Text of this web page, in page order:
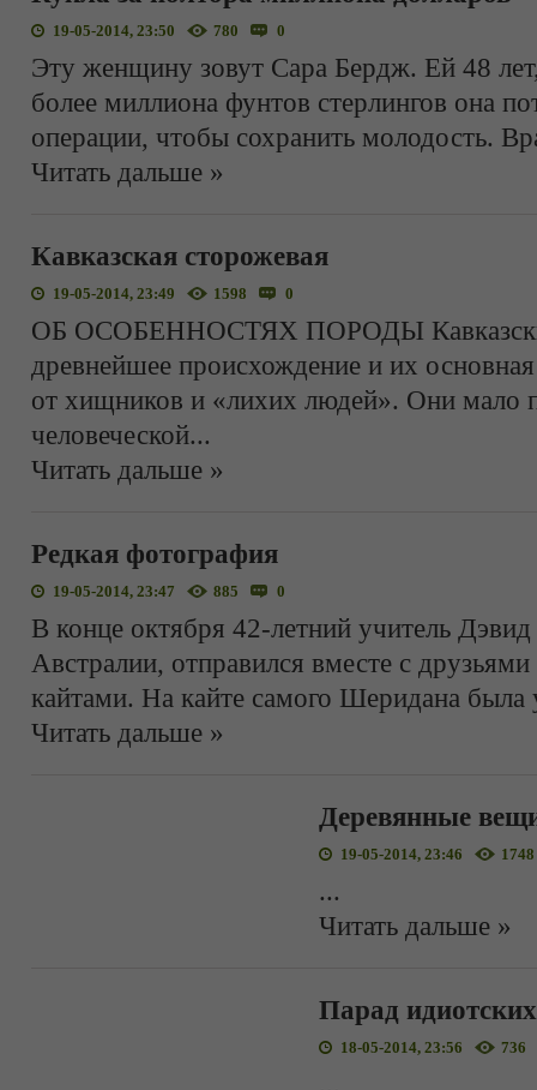
19-05-2014, 23:50 780 0
Эту женщину зовут Сара Бердж. Ей 48
более миллиона фунтов стерлингов она
операции, чтобы сохранить молодость.
Читать дальше »
Кавказская сторожевая
19-05-2014, 23:49 1598 0
ОБ ОСОБЕННОСТЯХ ПОРОДЫ
древнейшее происхождение и их
от хищников и «лихих людей». Они мало
человеческой...
Читать дальше »
Редкая фотография
19-05-2014, 23:47 885 0
В конце октября 42-летний учитель
Австралии, отправился вместе с друзьями
кайтами. На кайте самого Шеридана была
Читать дальше »
Деревянные
19-05-2014, 23:46 1748
...
Читать дальше »
Парад
18-05-2014, 23:56 736